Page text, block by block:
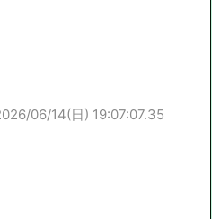
06/14(日) 19:07:07.35